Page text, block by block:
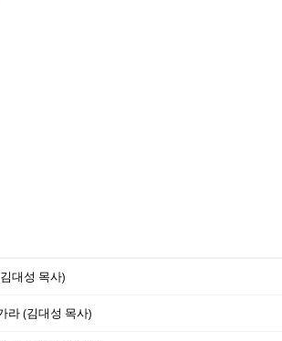
대성 목사)
라 (김대성 목사)